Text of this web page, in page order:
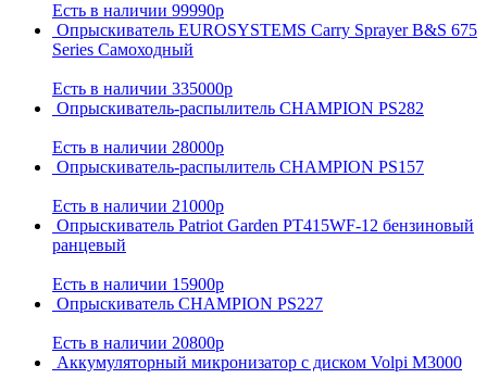
Есть в наличии 99990р
Опрыскиватель EUROSYSTEMS Carry Sprayer B&S 675
Series Самоходный
Есть в наличии 335000р
Опрыскиватель-распылитель CHAMPION PS282
Есть в наличии 28000р
Опрыскиватель-распылитель CHAMPION PS157
Есть в наличии 21000р
Опрыскиватель Patriot Garden PT415WF-12 бензиновый
ранцевый
Есть в наличии 15900р
Опрыскиватель CHAMPION PS227
Есть в наличии 20800р
Аккумуляторный микронизатор с диском Volpi M3000